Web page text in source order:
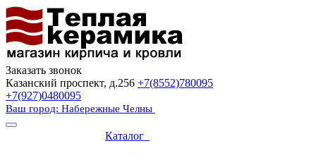
Заказать звонок
Казанский проспект, д.256 +7(8552)780095
+7(927)0480095
Ваш город: Набережные Челны
Каталог